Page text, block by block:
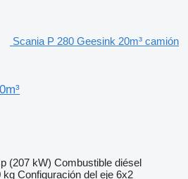
Scania P 280 Geesink 20m³ camión
(207 kW) Combustible diésel
kg Configuración del eje 6x2